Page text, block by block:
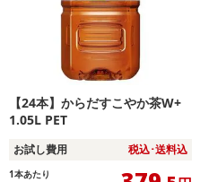
【24本】からだすこやか茶W+
1.05L PET
お試し費用 税込･送料込
1本あたり